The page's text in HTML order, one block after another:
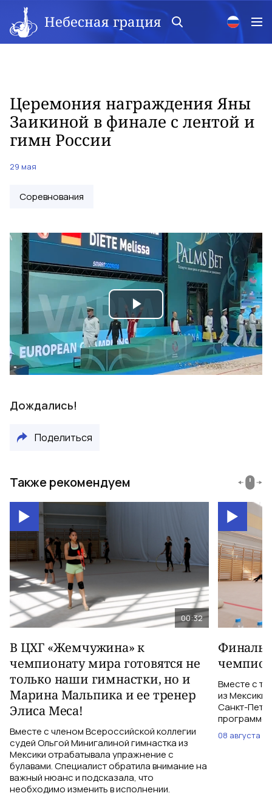
Небесная грация
Церемония награждения Яны
Заикиной в финале с лентой и
гимн России
29 мая
Соревнования
Play
Video
Дождались!
Поделиться
Также рекомендуем
00:32
В ЦХГ «Жемчужина» к
чемпионату мира готовятся не
только наши гимнастки, но и
Марина Мальпика и ее тренер
Элиса Меса!
Вместе с членом Всероссийской коллегии
судей Ольгой Минигалиной гимнастка из
Мексики отрабатывала упражнение с
булавами. Специалист обратила внимание на
важный нюанс и подсказала, что
необходимо изменить в исполнении.
Вместе с
из Мексики
Санкт-
программе
08 августа